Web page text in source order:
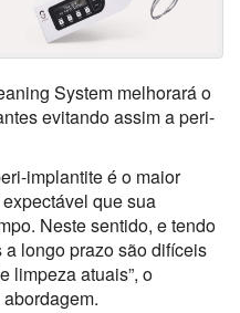
System melhorará o
evitando assim a peri-
implantite é o maior
que sua
Neste sentido, e tendo
a longo prazo são difíceis
limpeza atuais”, o